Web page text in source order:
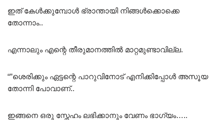
ഇത് കേൾക്കുമ്പോൾ ഭ്രാന്തായി നിങ്ങൾക്കൊക്കെ
തോന്നാം..
എന്നാലും എന്റെ തീരുമാനത്തിൽ മാറ്റമുണ്ടാവില്ല.
“”ശെരിക്കും ഏട്ടന്റെ പാറുവിനോട് എനിക്കിപ്പോൾ അസൂയ
തോന്നി പോവാണ്..
ഇങ്ങനെ ഒരു സ്നേഹം ലഭിക്കാനും വേണം ഭാഗ്യം…..